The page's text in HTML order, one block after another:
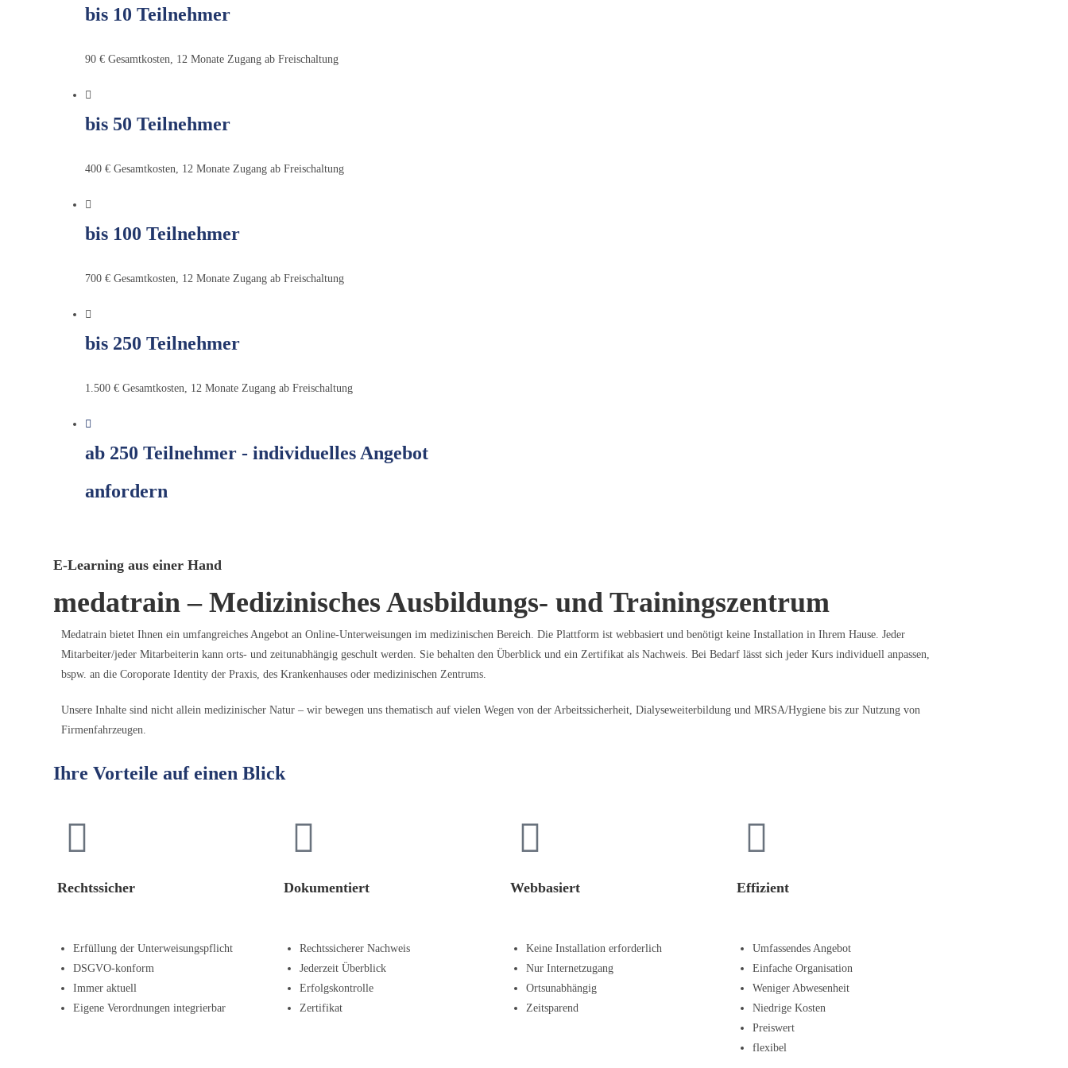
bis 10 Teilnehmer
90 € Gesamtkosten, 12 Monate Zugang ab Freischaltung
bis 50 Teilnehmer
400 € Gesamtkosten, 12 Monate Zugang ab Freischaltung
bis 100 Teilnehmer
700 € Gesamtkosten, 12 Monate Zugang ab Freischaltung
bis 250 Teilnehmer
1.500 € Gesamtkosten, 12 Monate Zugang ab Freischaltung
ab 250 Teilnehmer - individuelles Angebot
anfordern
E-Learning aus einer Hand
medatrain – Medizinisches Ausbildungs- und Trainingszentrum
Medatrain bietet Ihnen ein umfangreiches Angebot an Online-Unterweisungen im medizinischen Bereich. Die Plattform ist webbasiert und benötigt keine Installation in Ihrem Hause. Jeder
Mitarbeiter/jeder Mitarbeiterin kann orts- und zeitunabhängig geschult werden. Sie behalten den Überblick und ein Zertifikat als Nachweis. Bei Bedarf lässt sich jeder Kurs individuell anpassen,
bspw. an die Coroporate Identity der Praxis, des Krankenhauses oder medizinischen Zentrums.
Unsere Inhalte sind nicht allein medizinischer Natur – wir bewegen uns thematisch auf vielen Wegen von der Arbeitssicherheit, Dialyseweiterbildung und MRSA/Hygiene bis zur Nutzung von
Firmenfahrzeugen.
Ihre Vorteile auf einen Blick
Rechtssicher
Erfüllung der Unterweisungspflicht
DSGVO-konform
Immer aktuell
Eigene Verordnungen integrierbar
Dokumentiert
Rechtssicherer Nachweis
Jederzeit Überblick
Erfolgskontrolle
Zertifikat
Webbasiert
Keine Installation erforderlich
Nur Internetzugang
Ortsunabhängig
Zeitsparend
Effizient
Umfassendes Angebot
Einfache Organisation
Weniger Abwesenheit
Niedrige Kosten
Preiswert
flexibel